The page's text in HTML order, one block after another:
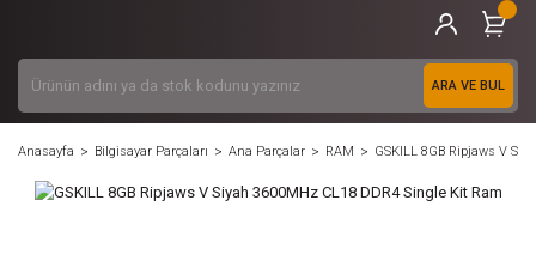
ARA VE BUL
Anasayfa Bilgisayar Parçaları Ana Parçalar RAM GSKILL 8GB Ripjaws V